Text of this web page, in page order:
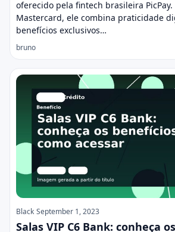
oferecido pela fintech brasileira
Mastercard, ele combina praticidade
benefícios exclusivos…
bruno
Black September 1, 2023
Salas VIP C6 Bank: conheça